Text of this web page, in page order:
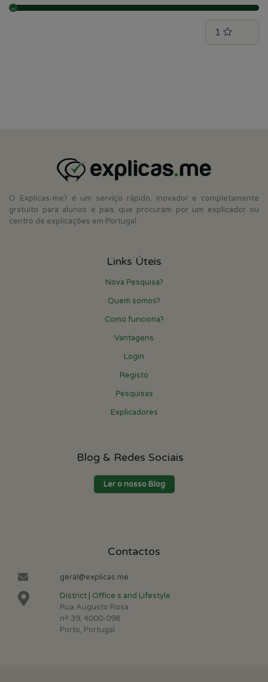
O Explicas-me? é um serviço rápido, inovador e completamente
gratuito para alunos e pais que procuram por um explicador ou
centro de explicações em Portugal.
Links Úteis
Nova Pesquisa?
Quem somos?
Como funciona?
Vantagens
Login
Registo
Pesquisas
Explicadores
Blog & Redes Sociais
Ler o nosso Blog
Contactos
geral@explicas.me
District | Office s and Lifestyle
Rua Augusto Rosa
nº 39, 4000-098
Porto, Portugal